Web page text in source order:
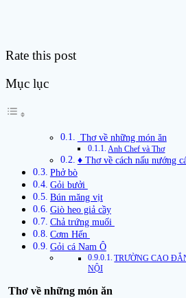
Rate this post
Mục lục
Thơ về những món ăn
Anh Chef và Thơ
♦ Thơ về cách nấu nướng
Phở bò
​Gỏi bưởi
Bún măng vịt
Giò heo giả cầy
Chả trứng muối
Cơm Hến
​Gỏi cá Nam Ô
TRƯỜNG CAO
NỘI
Thơ về những món ăn